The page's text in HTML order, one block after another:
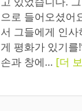
으로 들어오셨어
서 그들에게 인사
게 평화가 있기를
손과 창에… [더